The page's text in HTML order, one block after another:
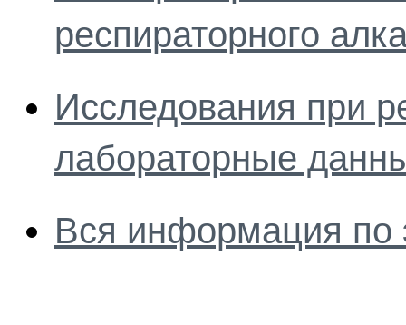
респираторного
Исследования при
лабораторные
Вся информация по